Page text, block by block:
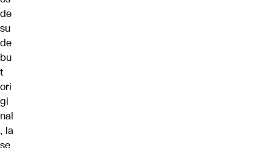
de
su
de
bu
t
ori
gi
nal
, la
se